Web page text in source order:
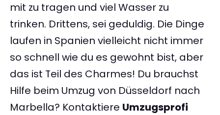
mit zu tragen und viel Wasser zu
trinken. Drittens, sei geduldig. Die Dinge
laufen in Spanien vielleicht nicht immer
so schnell wie du es gewohnt bist, aber
das ist Teil des Charmes! Du brauchst
Hilfe beim Umzug von Düsseldorf nach
Marbella? Kontaktiere Umzugsprofi